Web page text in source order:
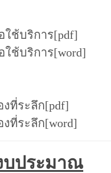
ช้บริการ[pdf]
ช้บริการ[word]
ที่ระลึก[pdf]
ที่ระลึก[word]
บประมาณ